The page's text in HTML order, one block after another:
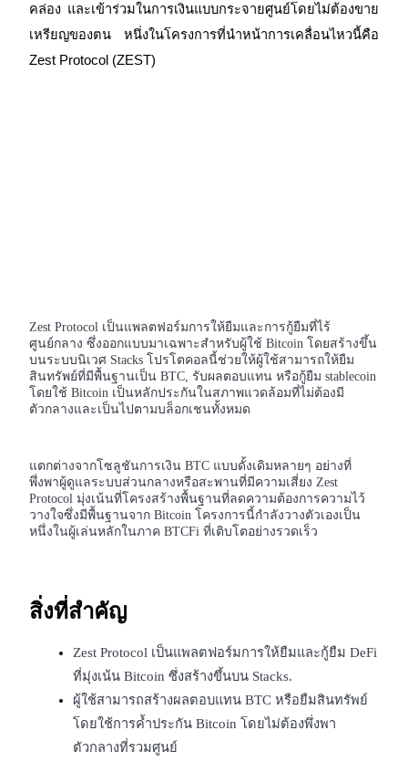
ฟิวเจอร์สที่ใช้ USDC เป็นหลักประกัน
คัดลอกการซื้อขาย
เข้าร่วมกับเทรดเดอร์ชั้นนำ
คล่อง และเข้าร่วมในการเงินแบบกระจายศูนย์โดยไม่ต้องขาย
เหรียญของตน หนึ่งในโครงการที่นำหน้าการเคลื่อนไหวนี้คือ
Zest Protocol (ZEST)
Zest Protocol เป็นแพลตฟอร์มการให้ยืมและการกู้ยืมที่ไร้
ศูนย์กลาง ซึ่งออกแบบมาเฉพาะสำหรับผู้ใช้ Bitcoin โดยสร้างขึ้น
บนระบบนิเวศ Stacks โปรโตคอลนี้ช่วยให้ผู้ใช้สามารถให้ยืม
สินทรัพย์ที่มีพื้นฐานเป็น BTC, รับผลตอบแทน หรือกู้ยืม stablecoin
โดยใช้ Bitcoin เป็นหลักประกันในสภาพแวดล้อมที่ไม่ต้องมี
ตัวกลางและเป็นไปตามบล็อกเชนทั้งหมด
แตกต่างจากโซลูชันการเงิน BTC แบบดั้งเดิมหลายๆ อย่างที่
พึ่งพาผู้ดูแลระบบส่วนกลางหรือสะพานที่มีความเสี่ยง Zest
Protocol มุ่งเน้นที่โครงสร้างพื้นฐานที่ลดความต้องการความไว้
วางใจซึ่งมีพื้นฐานจาก Bitcoin โครงการนี้กำลังวางตัวเองเป็น
หนึ่งในผู้เล่นหลักในภาค BTCFi ที่เติบโตอย่างรวดเร็ว
สิ่งที่สำคัญ
Zest Protocol เป็นแพลตฟอร์มการให้ยืมและกู้ยืม DeFi
ที่มุ่งเน้น Bitcoin ซึ่งสร้างขึ้นบน Stacks.
ผู้ใช้สามารถสร้างผลตอบแทน BTC หรือยืมสินทรัพย์
โดยใช้การค้ำประกัน Bitcoin โดยไม่ต้องพึ่งพา
ตัวกลางที่รวมศูนย์